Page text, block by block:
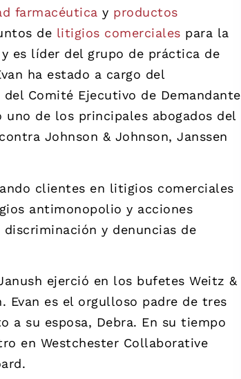
farmacéutica y productos
de litigios comerciales para la
es líder del grupo de práctica de
ha estado a cargo del
Comité Ejecutivo de
de los principales abogados del
Johnson & Johnson, Janssen
clientes en litigios comerciales
antimonopolio y acciones
y denuncias de
ejerció en los bufetes Weitz &
Evan es el orgulloso padre de tres
a su esposa, Debra. En su tiempo
en Westchester Collaborative